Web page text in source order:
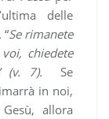
delle
“Se rimanete
chiedete
(v. 7).
Se
in noi,
allora